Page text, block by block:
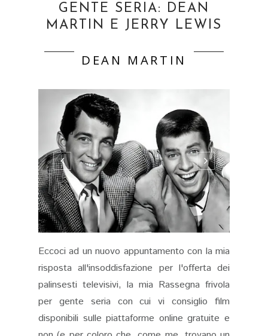
GENTE SERIA: DEAN
MARTIN E JERRY LEWIS
DEAN MARTIN
Eccoci ad un nuovo appuntamento con la mia
risposta all'insoddisfazione per l'offerta dei
palinsesti televisivi, la mia Rassegna frivola
per gente seria con cui vi consiglio film
disponibili sulle piattaforme online gratuite e